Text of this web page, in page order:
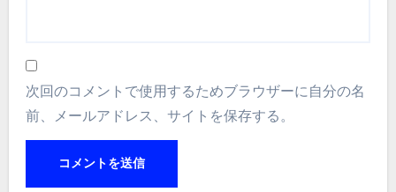
次回のコメントで使用するためブラウザーに自分の名
前、メールアドレス、サイトを保存する。